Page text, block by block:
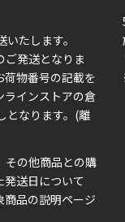
たします。
ご発送となりま
物番号の記載を
ラインストアの倉
となります。(離
その他商品との購
送日について
商品の説明ページ